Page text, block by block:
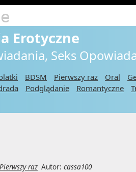
Erotyczne
Seks
BDSM Pierwszy raz Oral
Podglądanie Romantyczne
Pierwszy raz Autor: cassa100